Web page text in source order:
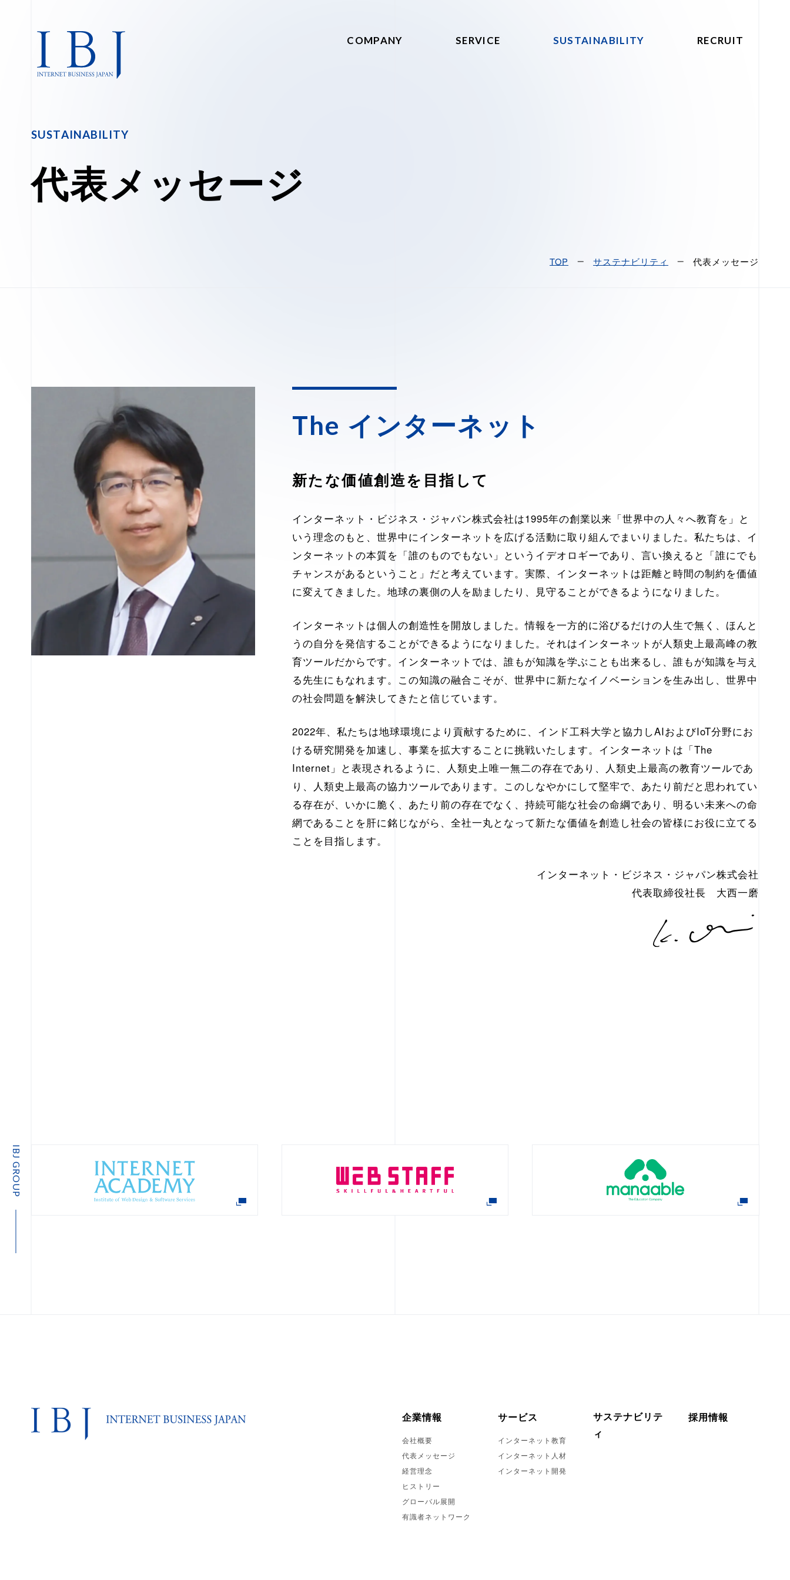
COMPANY SERVICE SUSTAINABILITY RECRUIT
SUSTAINABILITY
代表メ ッセージ
TOP サステナビリティ 代表メッセージ
The インターネット
新たな価値創造を目指して
インターネット・ビジネス・ジャパン株式会社は1995年の創業以来「世界中の人々へ教育を」と
いう理念のもと、世界中にインターネットを広げる活動に取り組んでまいりました。私たちは、イ
ンターネットの本質を「誰のものでもない」というイデオロギーであり、言い換えると「誰にでも
チャンスがあるということ」だと考えています。実際、インターネットは距離と時間の制約を価値
に変えてきました。地球の裏側の人を励ましたり、見守ることができるようになりました。
インターネットは個人の創造性を開放しました。情報を一方的に浴びるだけの人生で無く、ほんと
うの自分を発信することができるようになりました。それはインターネットが人類史上最高峰の教
育ツールだからです。インターネットでは、誰もが知識を学ぶことも出来るし、誰もが知識を与え
る先生にもなれます。この知識の融合こそが、世界中に新たなイノベーションを生み出し、世界中
の社会問題を解決してきたと信じています。
2022年、私たちは地球環境により貢献するために、インド工科大学と協力しAIおよびIoT分野にお
ける研究開発を加速し、事業を拡大することに挑戦いたします。インターネットは「The
Internet」と表現されるように、人類史上唯一無二の存在であり、人類史上最高の教育ツールであ
り、人類史上最高の協力ツールであります。このしなやかにして堅牢で、あたり前だと思われてい
る存在が、いかに脆く、あたり前の存在でなく、持続可能な社会の命綱であり、明るい未来への命
網であることを肝に銘じながら、全社一丸となって新たな価値を創造し社会の皆様にお役に立てる
ことを目指します。
インターネット・ビジネス・ジャパン株式会社
代表取締役社長 大西一磨
IBJ GROUP
企業情報
会社概要
代表メッセージ
経営理念
ヒストリー
グローバル展開
有識者ネットワーク
サービス
インターネット教育
インターネット人材
インターネット開発
サステナビリテ
ィ
採用情報